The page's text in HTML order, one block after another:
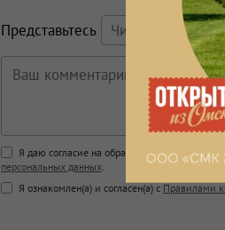
Представьтесь
Поддержка HTML
<b>, <strong>, <u>, <i>, <em>,
<blockquote>, <code>
Я даю согласие на обработку моих
персональных данных.
Я ознакомлен(а) и согласен(а) сПравилами